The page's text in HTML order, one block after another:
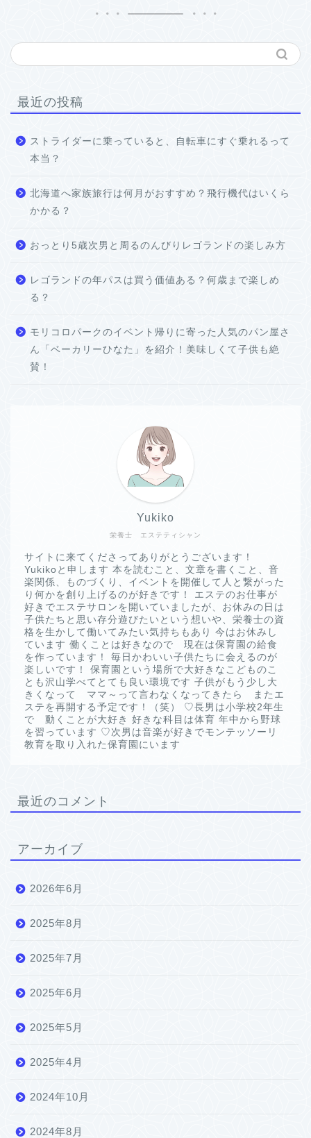
最近の投稿
ストライダーに乗っていると、自転車にすぐ乗れるって
本当？
北海道へ家族旅行は何月がおすすめ？飛行機代はいくら
かかる？
おっとり5歳次男と周るのんびりレゴランドの楽しみ方
レゴランドの年パスは買う価値ある？何歳まで楽しめ
る？
モリコロパークのイベント帰りに寄った人気のパン屋さ
ん「ベーカリーひなた」を紹介！美味しくて子供も絶
賛！
栄養士 エステティシャン
Yukiko
サイトに来てくださってありがとうございます！
Yukikoと申します 本を読むこと、文章を書くこと、音
楽関係、ものづくり、イベントを開催して人と繋がった
り何かを創り上げるのが好きです！ エステのお仕事が
好きでエステサロンを開いていましたが、お休みの日は
子供たちと思い存分遊びたいという想いや、栄養士の資
格を生かして働いてみたい気持ちもあり 今はお休みし
ています 働くことは好きなので 現在は保育園の給食
を作っています！ 毎日かわいい子供たちに会えるのが
楽しいです！ 保育園という場所で大好きなこどものこ
とも沢山学べてとても良い環境です 子供がもう少し大
きくなって ママ～って言わなくなってきたら またエ
ステを再開する予定です！（笑） ♡長男は小学校2年生
で 動くことが大好き 好きな科目は体育 年中から野球
を習っています ♡次男は音楽が好きでモンテッソーリ
教育を取り入れた保育園にいます
最近のコメント
アーカイブ
2026年6月
2025年8月
2025年7月
2025年6月
2025年5月
2025年4月
2024年10月
2024年8月